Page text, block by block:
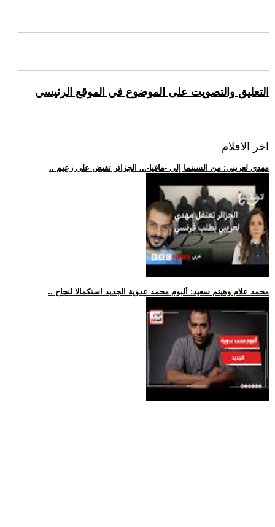
التعليق والتصويت على الموضوع في الموقع الرئيسي
اخر الافلام
.. مهدي لعريبي: من السينما إلى -مافيا-... الجزائر تقبض على زعيم
.. محمد علام وهيثم سعيد: ألبوم محمد عدوية الجديد استكمالا لنجاح